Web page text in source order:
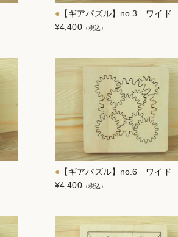
【ギアパズル】no.3 ワイド
¥4,400（税込）
【ギアパズル】no.6 ワイド
¥4,400（税込）